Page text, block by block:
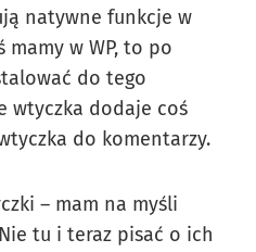
natywne funkcje w
mamy w WP, to po
do tego
wtyczka dodaje coś
do komentarzy.
– mam na myśli
tu i teraz pisać o ich